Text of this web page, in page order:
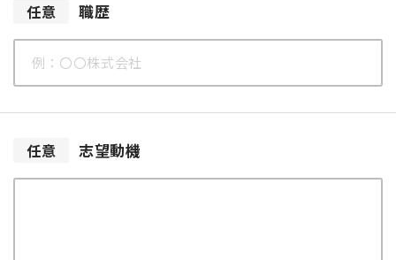
任意 職歴
任意 志望動機